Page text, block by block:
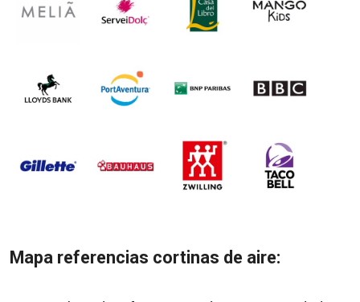
Mapa referencias cortinas de aire: